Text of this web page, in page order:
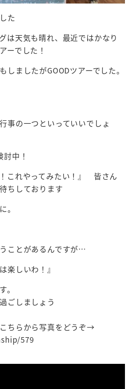
た
は天気も晴れ、最近ではかなり
ーでした！
しましたがGOODツアーでした。
事の一つといっていいでしょ
中！
！これやってみたい！』 皆さん
ちしております
。
ことがあるんですが…
楽しいわ！』
。
ごしましょう
ちらから写真をどうぞ→
579